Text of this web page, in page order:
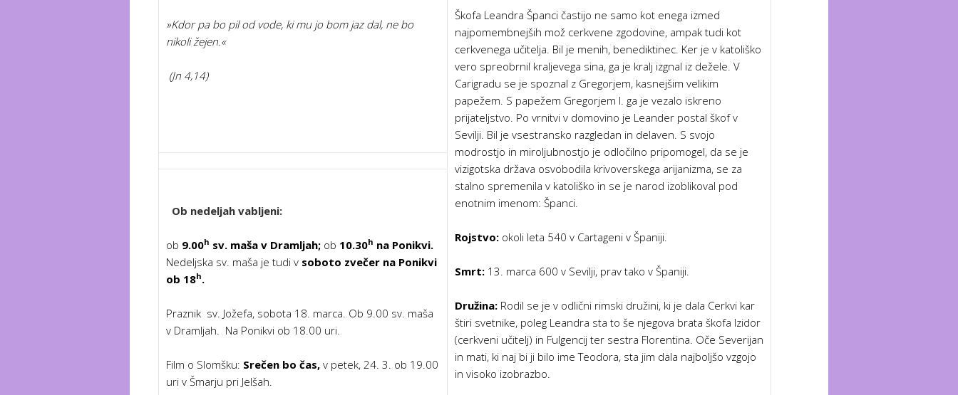
»Kdor pa bo pil od vode, ki mu jo bom jaz dal, ne bo
nikoli žejen.«
(Jn 4,14)
Škofa Leandra Španci častijo ne samo kot enega izmed
najpomembnejših mož cerkvene zgodovine, ampak tudi kot
cerkvenega učitelja. Bil je menih, benediktinec. Ker je v katoliško
vero spreobrnil kraljevega sina, ga je kralj izgnal iz dežele. V
Carigradu se je spoznal z Gregorjem, kasnejšim velikim
papežem. S papežem Gregorjem I. ga je vezalo iskreno
prijateljstvo. Po vrnitvi v domovino je Leander postal škof v
Sevilji. Bil je vsestransko razgledan in delaven. S svojo
modrostjo in miro­ljubnostjo je odločilno pripomogel, da se je
vizi­gotska država osvobodila krivoverskega arijani­zma, se za
stalno spremenila v katoliško in se je narod izoblikoval pod
enotnim imenom: Španci.
Rojstvo: okoli leta 540 v Cartageni v Španiji.
Smrt: 13. marca 600 v Sevilji, prav tako v Španiji.
Družina: Rodil se je v odlični rimski družini, ki je dala Cerkvi kar
štiri svetnike, poleg Leandra sta to še njegova brata škofa Izidor
(cerkveni učitelj) in Fulgencij ter sestra Florentina. Oče Severijan
in mati, ki naj bi ji bilo ime Teodora, sta jim dala najboljšo vzgojo
in visoko izobrazbo.
Ob nedeljah vabljeni:
ob 9.00h sv. maša v Dramljah; ob 10.30h na Ponikvi.
Nedeljska sv. maša je tudi v soboto zvečer na Ponikvi
ob 18h.
Praznik sv. Jožefa, sobota 18. marca. Ob 9.00 sv. maša
v Dramljah. Na Ponikvi ob 18.00 uri.
Film o Slomšku: Srečen bo čas, v petek, 24. 3. ob 19.00
uri v Šmarju pri Jelšah.